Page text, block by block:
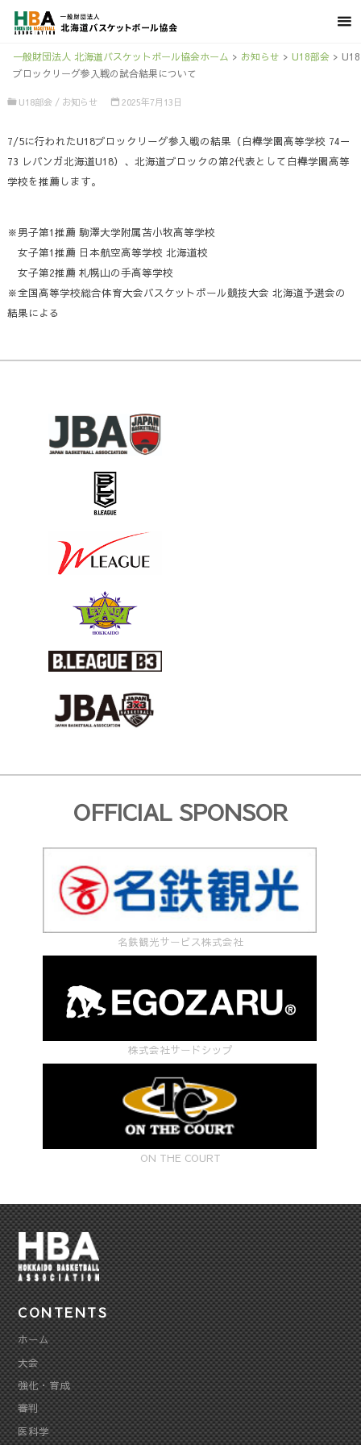
一般財団法人 北海道バスケットボール協会ホーム > お知らせ > U18部会> U18
ブロックリーグ参入戦の試合結果について
U18部会 / お知らせ 2025年7月13日
7/5に行われたU18ブロックリーグ参入戦の結果（白樺学園高等学校 74－
73 レバンガ北海道U18）、北海道ブロックの第2代表として白樺学園高等
学校を推薦します。
※男子第1推薦 駒澤大学附属苫小牧高等学校
女子第1推薦 日本航空高等学校 北海道校
女子第2推薦 札幌山の手高等学校
※全国高等学校総合体育大会バスケットボール競技大会 北海道予選会の
結果による
OFFICIAL SPONSOR
名鉄観光サービス株式会社
株式会社サードシップ
ON THE COURT
CONTENTS
ホーム
大会
強化・育成
審判
医科学